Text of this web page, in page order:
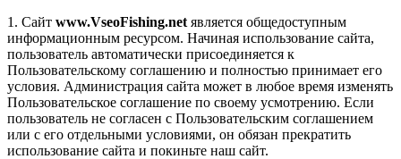
1. Сайт www.VseoFishing.net является общедоступным
информационным ресурсом. Начиная использование сайта,
пользователь автоматически присоединяется к
Пользовательскому соглашению и полностью принимает его
условия. Администрация сайта может в любое время изменять
Пользовательское соглашение по своему усмотрению. Если
пользователь не согласен с Пользовательским соглашением
или с его отдельными условиями, он обязан прекратить
использование сайта и покиньте наш сайт.